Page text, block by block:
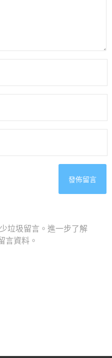
垃圾留言。進一步了解
言資料 。